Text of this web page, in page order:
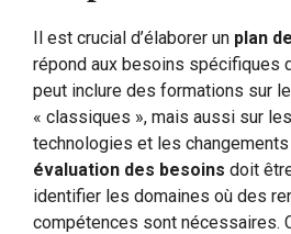
Il est crucial d’élaborer un plan
répond aux besoins spécifiques
peut inclure des formations sur
« classiques », mais aussi sur
technologies et les
évaluation des besoins doit
identifier les domaines où des
compétences sont nécessaires.